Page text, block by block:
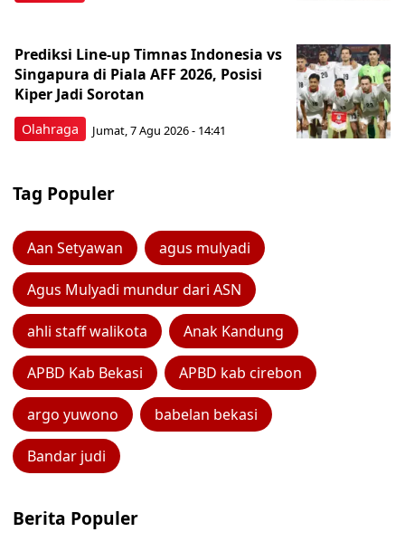
Olahraga
Prediksi Line-up Timnas Indonesia vs
Singapura di Piala AFF 2026, Posisi
Kiper Jadi Sorotan
Jumat, 7 Agu 2026 - 14:41
Tag Populer
Aan Setyawan agus mulyadi
Agus Mulyadi mundur dari ASN
ahli staff walikota Anak Kandung
APBD Kab Bekasi APBD kab cirebon
argo yuwono babelan bekasi
Bandar judi
Berita Populer